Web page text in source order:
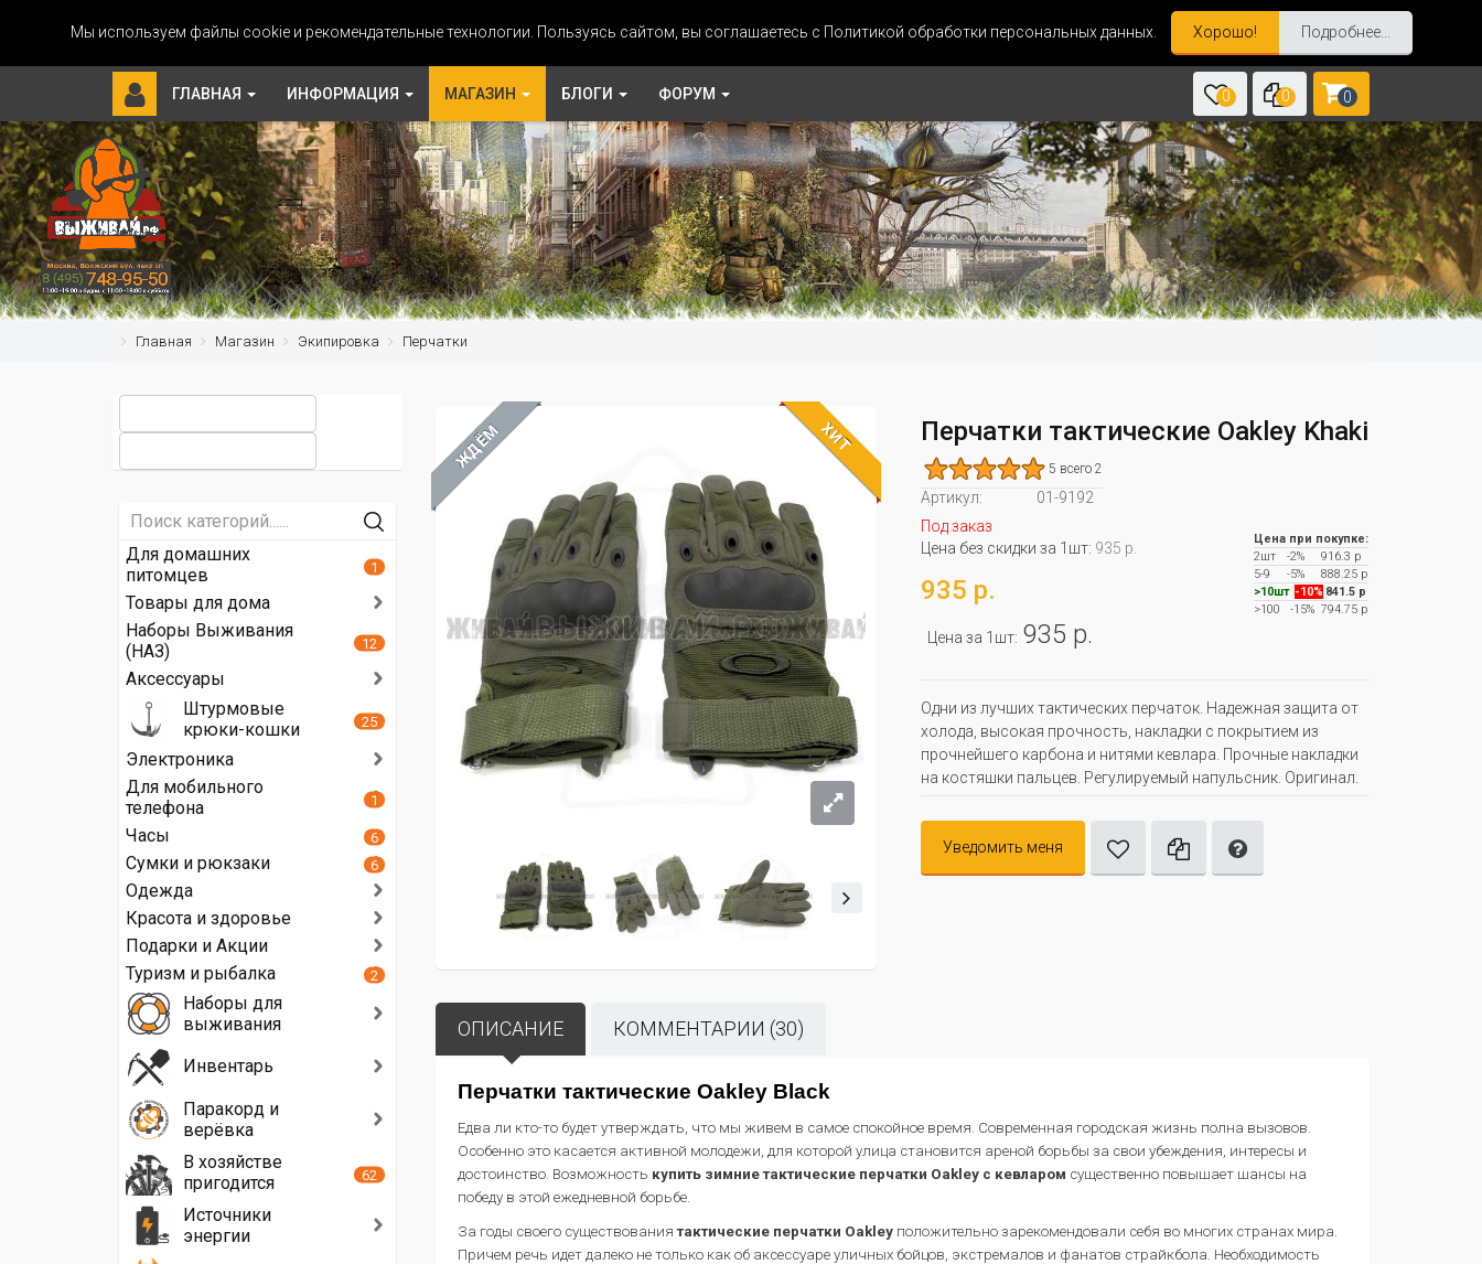
Мы используем файлы cookie и рекомендательные технологии. Пользуясь сайтом, вы соглашаетесь с Политикой обработки персональных данных. Хорошо! Подробнее...
ГЛАВНАЯ ИНФОРМАЦИЯ МАГАЗИН БЛОГИ ФОРУМ 0 0 0
Главная Магазин Экипировка Перчатки
ЖДЁМ ХИТ Перчатки тактические Oakley Khaki
5 всего 2
Артикул:
01-9192
Под заказ
Цена без скидки за 1шт: 935 р.
935 р.
Цена за 1шт: 935 р.
Цена при покупке:
2шт
-2%
916.3 р
5-9
-5%
888.25 р
>10шт -10% 841.5 р
>100
-15%794.75 р
Одни из лучших тактических перчаток. Надежная защита от
холода, высокая прочность, накладки с покрытием из
прочнейшего карбона и нитями кевлара. Прочные накладки
на костяшки пальцев. Регулируемый напульсник. Оригинал.
Уведомить меня
ОПИСАНИЕ КОММЕНТАРИИ (30)
Перчатки тактические Oakley Black
Едва ли кто-то будет утверждать, что мы живем в самое спокойное время. Современная городская жизнь полна вызовов.
Особенно это касается активной молодежи, для которой улица становится ареной борьбы за свои убеждения, интересы и
достоинство. Возможность купить зимние тактические перчатки Oakley с кевларом существенно повышает шансы на
победу в этой ежедневной борьбе.
За годы своего существованиятактические перчатки Oakleyположительно зарекомендовали себя во многих странах мира.
Причем речь идет далеко не только как об аксессуаре уличных бойцов, экстремалов и фанатов страйкбола. Необходимость
Для домашних
питомцев
1
Товары для дома
Наборы Выживания
(НАЗ)
12
Аксессуары
Штурмовые
крюки-кошки
25
Электроника
Для мобильного
телефона
1
Часы 6
Сумки и рюкзаки 6
Одежда
Красота и здоровье
Подарки и Акции
Туризм и рыбалка
2
Наборы для
выживания
Инвентарь
Паракорд и
верёвка
В хозяйстве
пригодится
62
Источники
энергии